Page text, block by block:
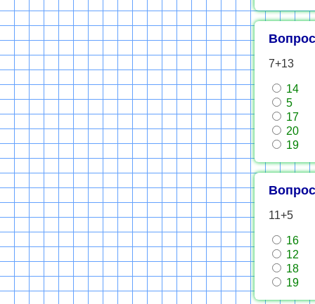
7+13
14
5
17
20
19
11+5
16
12
18
19